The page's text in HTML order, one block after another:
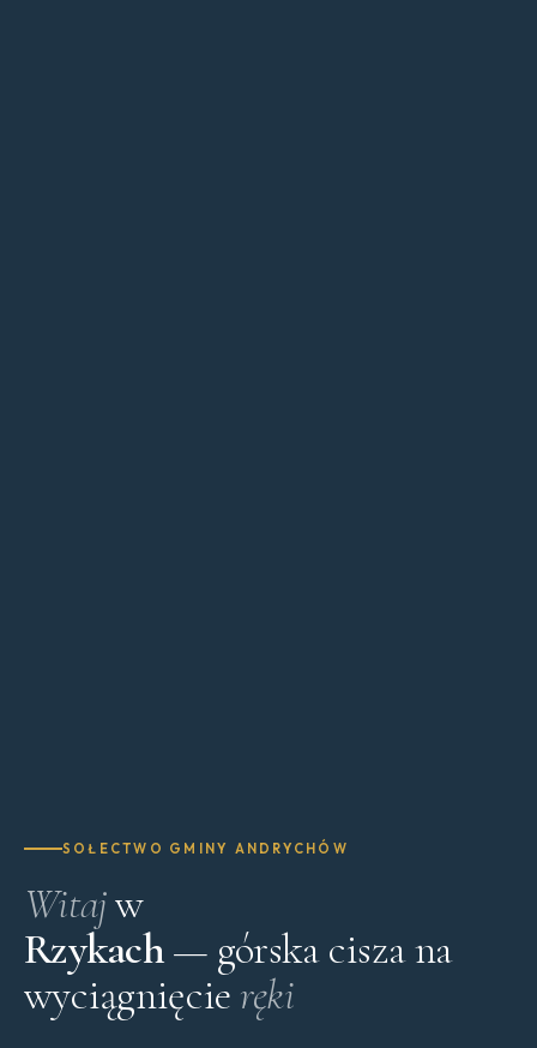
SOŁECTWO GMINY ANDRYCHÓW
Witajw
Rzykach— górska cisza na
wyciągnięcie ręki